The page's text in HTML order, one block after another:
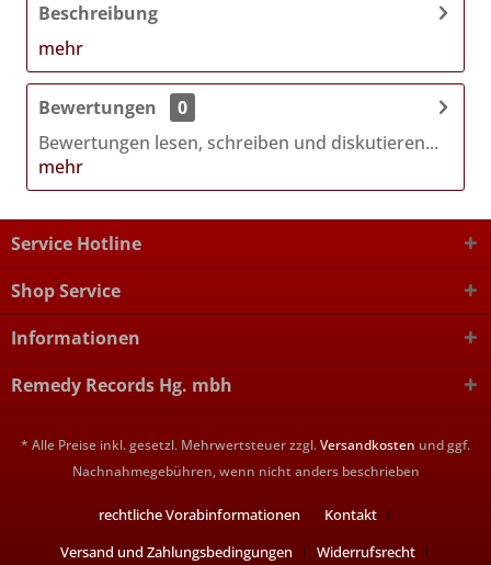
Beschreibung
mehr
Bewertungen
0
Bewertungen lesen, schreiben und diskutieren...
mehr
Service Hotline
Shop Service
Informationen
Remedy Records Hg. mbh
* Alle Preise inkl. gesetzl. Mehrwertsteuer zzgl.Versandkosten und ggf.
Nachnahmegebühren, wenn nicht anders beschrieben
rechtliche Vorabinformationen
Kontakt
Versand und Zahlungsbedingungen
Widerrufsrecht